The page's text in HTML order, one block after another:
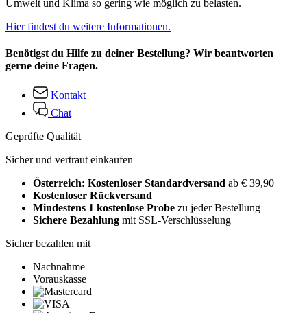
Umwelt und Klima so gering wie möglich zu belasten.
Hier findest du weitere Informationen.
Benötigst du Hilfe zu deiner Bestellung? Wir beantworten
gerne deine Fragen.
Kontakt
Chat
Geprüfte Qualität
Sicher und vertraut einkaufen
Österreich: Kostenloser Standardversand ab € 39,90
Kostenloser Rückversand
Mindestens 1 kostenlose Probe zu jeder Bestellung
Sichere Bezahlung mit SSL-Verschlüsselung
Sicher bezahlen mit
Nachnahme
Vorauskasse